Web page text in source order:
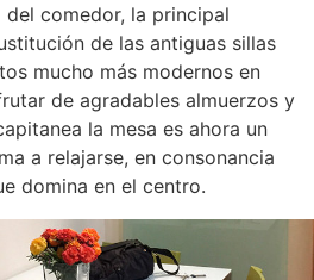
del comedor, la principal
de las antiguas sillas
mucho más modernos en
de agradables almuerzos y
la mesa es ahora un
a relajarse, en consonancia
domina en el centro.